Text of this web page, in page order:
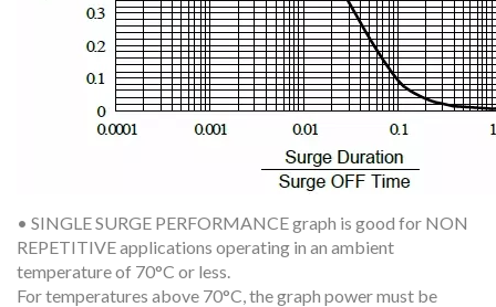
• SINGLE SURGE PERFORMANCE graph is good for NON
REPETITIVE applications operating in an ambient
temperature of 70°C or less.
For temperatures above 70°C, the graph power must be